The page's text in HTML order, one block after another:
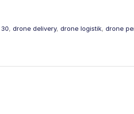
, drone delivery, drone logistik, drone